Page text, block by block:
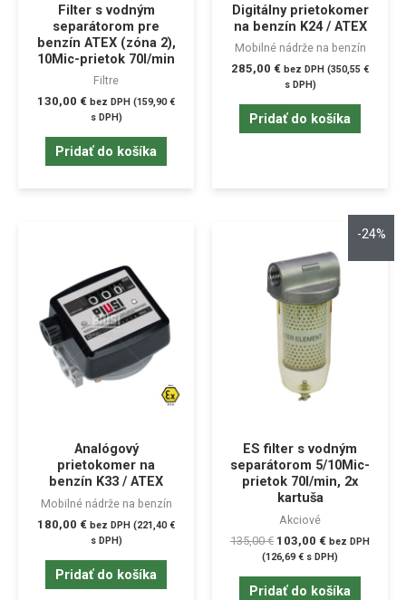
Filter s vodným
separátorom pre
benzín ATEX (zóna 2),
10Mic-prietok 70l/min
Filtre
130,00 € bez DPH (159,90€
s DPH)
Pridať do košíka
Digitálny prietokomer
na benzín K24 / ATEX
Mobilné nádrže na benzín
285,00 € bez DPH (350,55 €
s DPH)
Pridať do košíka
Analógový
prietokomer na
benzín K33 / ATEX
Mobilné nádrže na benzín
180,00 € bez DPH (221,40€
s DPH)
Pridať do košíka
-24%
ES filter s vodným
separátorom 5/10Mic-
prietok 70l/min, 2x
kartuša
Akciové
135,00€ 103,00 € bez DPH
(126,69€ s DPH)
Pridať do košíka